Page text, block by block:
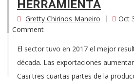
HERRAMIENTA
Gretty Chirinos Maneiro Oct
Comment
El sector tuvo en 2017 el mejor
década. Las exportaciones
Casi tres cuartas partes de la